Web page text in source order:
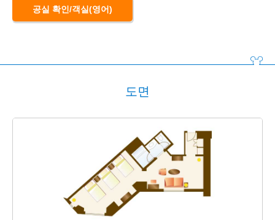
공실 확인/객실(영어)
도면